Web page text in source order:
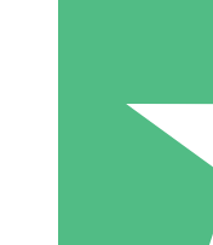
Pacotes
Pague conforme o